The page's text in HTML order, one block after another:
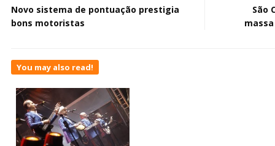
Novo sistema de pontuação prestigia
bons motoristas
São
You may also read!